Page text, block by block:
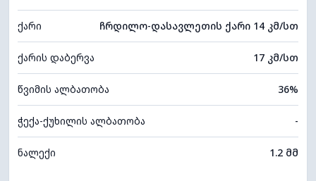
ქარი ჩრდილო-დასავლეთის ქარი 14 კმ/სთ
ქარის დაბერვა 17 კმ/სთ
წვიმის ალბათობა 36%
ჭექა-ქუხილის ალბათობა -
ნალექი 1.2 მმ